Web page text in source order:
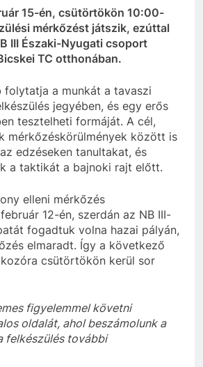
15-én, csütörtökön 10:00-
mérkőzést játszik, ezúttal
III Északi-Nyugati csoport
TC otthonában.
a munkát a tavaszi
jegyében, és egy erős
tesztelheti formáját. A cél,
mérkőzéskörülmények között is
edzéseken tanultakat, és
a taktikát a bajnoki rajt előtt.
elleni mérkőzés
12-én, szerdán az NB III-
fogadtuk volna hazai pályán,
elmaradt. Így a következő
csütörtökön kerül sor
figyelemmel követni
oldalát, ahol beszámolunk a
felkészülés további